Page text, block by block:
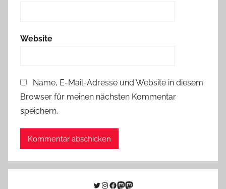
Website
Name, E-Mail-Adresse und Website in diesem
Browser für meinen nächsten Kommentar
speichern.
Twitter
Instagram
Facebook
Link zu Mastodon
Mastodon